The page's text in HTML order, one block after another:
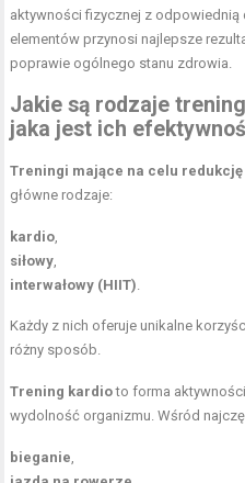
aktywności fizycznej z odpowiednią
elementów przynosi najlepsze
poprawie ogólnego stanu zdrowia.
Jakie są rodzaje
jaka jest ich
Treningi mające na celu redukcję
główne rodzaje:
kardio
siłowy
interwałowy (HIIT)
Każdy z nich oferuje unikalne
różny sposób.
Trening kardioto forma
wydolność organizmu. Wśród
bieganie